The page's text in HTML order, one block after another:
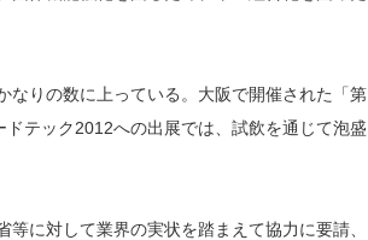
なりの数に上っている。大阪で開催された「第
テック2012への出展では、試飲を通じて泡盛
に対して業界の実状を踏まえて協力に要請、